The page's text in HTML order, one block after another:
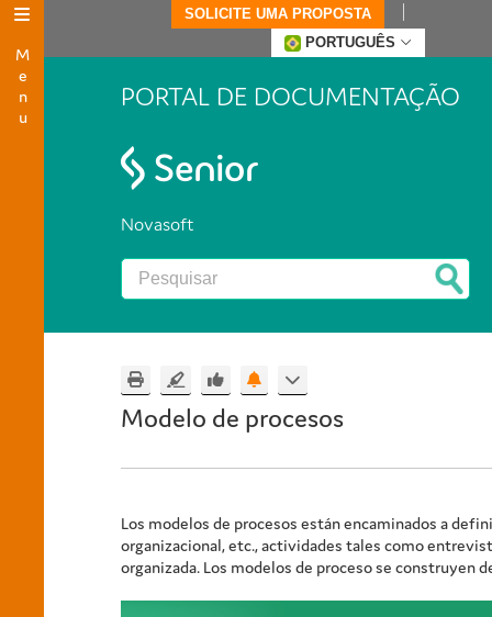
Menu
SOLICITE UMA PROPOSTA
PORTUGUÊS
PORTAL DE DOCUMENTAÇÃO
Novasoft
Modelo de procesos
Los modelos de procesos están encaminados a
organizacional, etc., actividades tales como
organizada. Los modelos de proceso se construyen